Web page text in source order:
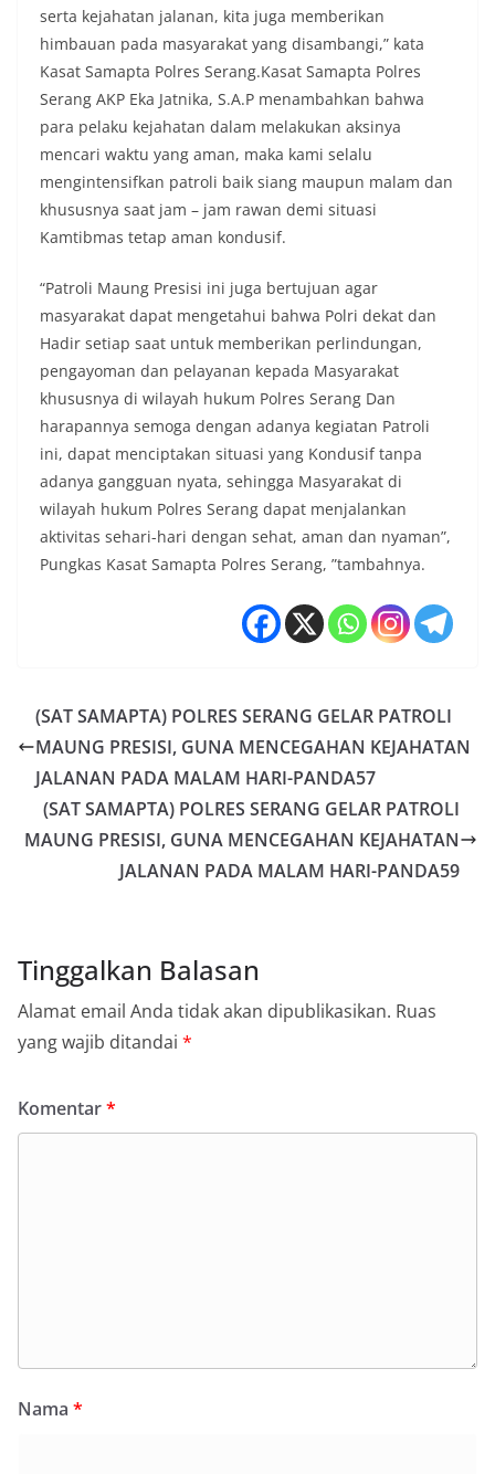
serta kejahatan jalanan, kita juga memberikan
himbauan pada masyarakat yang disambangi,” kata
Kasat Samapta Polres Serang.Kasat Samapta Polres
Serang AKP Eka Jatnika, S.A.P menambahkan bahwa
para pelaku kejahatan dalam melakukan aksinya
mencari waktu yang aman, maka kami selalu
mengintensifkan patroli baik siang maupun malam dan
khususnya saat jam – jam rawan demi situasi
Kamtibmas tetap aman kondusif.
“Patroli Maung Presisi ini juga bertujuan agar
masyarakat dapat mengetahui bahwa Polri dekat dan
Hadir setiap saat untuk memberikan perlindungan,
pengayoman dan pelayanan kepada Masyarakat
khususnya di wilayah hukum Polres Serang Dan
harapannya semoga dengan adanya kegiatan Patroli
ini, dapat menciptakan situasi yang Kondusif tanpa
adanya gangguan nyata, sehingga Masyarakat di
wilayah hukum Polres Serang dapat menjalankan
aktivitas sehari-hari dengan sehat, aman dan nyaman”,
Pungkas Kasat Samapta Polres Serang, ”tambahnya.
(SAT SAMAPTA) POLRES SERANG GELAR PATROLI
MAUNG PRESISI, GUNA MENCEGAHAN KEJAHATAN
JALANAN PADA MALAM HARI-PANDA57
(SAT SAMAPTA) POLRES SERANG GELAR PATROLI
MAUNG PRESISI, GUNA MENCEGAHAN KEJAHATAN
JALANAN PADA MALAM HARI-PANDA59
Tinggalkan Balasan
Alamat email Anda tidak akan dipublikasikan. Ruas
yang wajib ditandai *
Komentar*
Nama *